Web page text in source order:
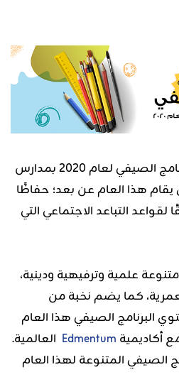
تم فتح باب التسجيل بالبرنامج الصيفي لعام 2020 بمدارس
يقام هذا العام عن بعد؛ حفاظًا
التباعد الاجتماعي التي
علمية وترفيهية ودينية،
كما يضم نخبة من
البرنامج الصيفي هذا العام
أكاديمية Edmentum العالمية.
الصيفي المتنوعة لهذا العام